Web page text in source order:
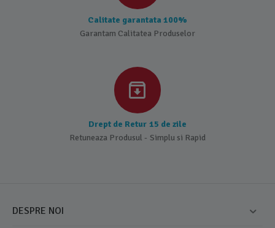
Calitate garantata 100%
Garantam Calitatea Produselor
Drept de Retur 15 de zile
Retuneaza Produsul - Simplu si Rapid
DESPRE NOI